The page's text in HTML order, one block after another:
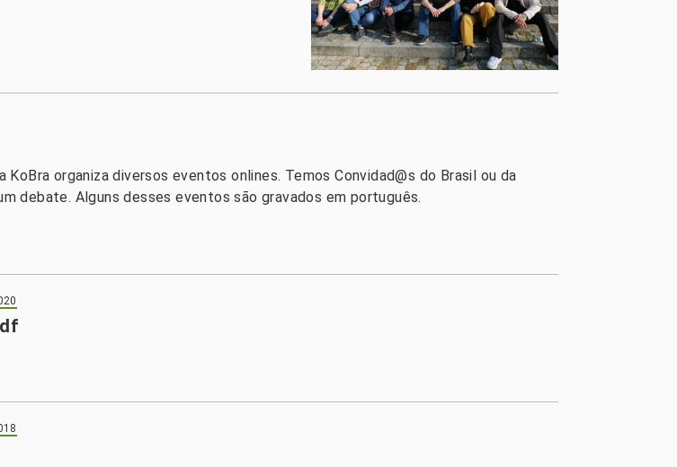
organiza diversos eventos onlines. Temos Convidad@s do Brasil ou da
debate. Alguns desses eventos são gravados em português.